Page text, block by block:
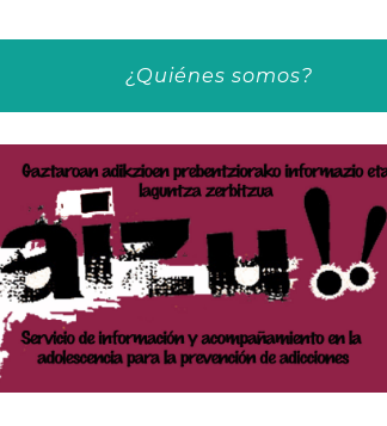
¿Quiénes somos?